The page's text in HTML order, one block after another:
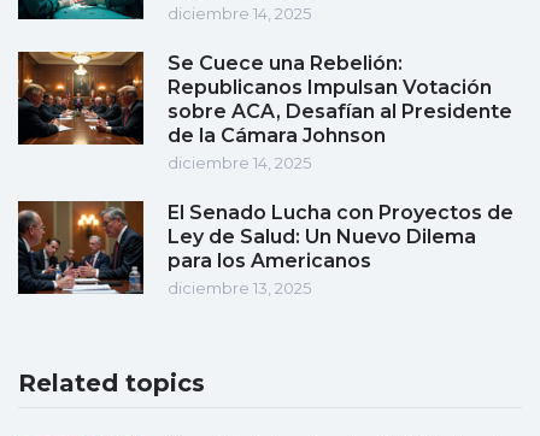
diciembre 14, 2025
Se Cuece una Rebelión:
Republicanos Impulsan Votación
sobre ACA, Desafían al Presidente
de la Cámara Johnson
diciembre 14, 2025
El Senado Lucha con Proyectos de
Ley de Salud: Un Nuevo Dilema
para los Americanos
diciembre 13, 2025
Related topics